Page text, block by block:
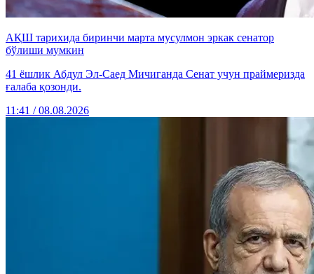
АҚШ тарихида биринчи марта мусулмон эркак сенатор
бўлиши мумкин
41 ёшлик Абдул Эл-Саед Мичиганда Сенат учун праймеризда
ғалаба қозонди.
11:41 / 08.08.2026